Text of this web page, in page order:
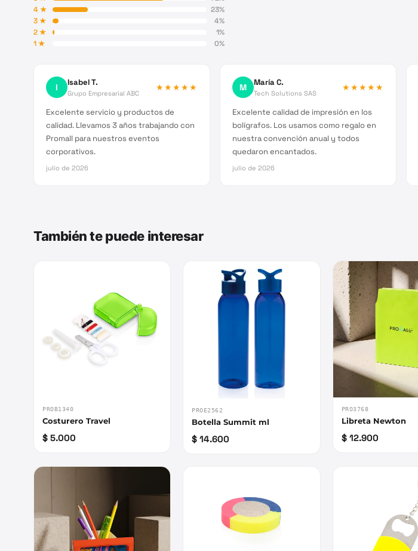
4★ 23%
3★ 4%
2★ 1%
1★ 0%
I Isabel T.
Grupo Empresarial ABC
★★★★★
Excelente servicio y productos de
calidad. Llevamos 3 años trabajando con
Promall para nuestros eventos
corporativos.
julio de 2026
M María C.
Tech Solutions SAS
★★★★★
Excelente calidad de impresión en los
bolígrafos. Los usamos como regalo en
nuestra convención anual y todos
quedaron encantados.
julio de 2026
También te puede interesar
PROB1340
Costurero Travel
$ 5.000
PROE2562
Botella Summit ml
$ 14.600
PRO3768
Libreta Newton
$ 12.900